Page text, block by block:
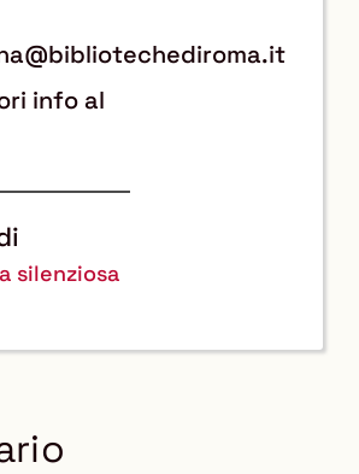
info al
silenziosa